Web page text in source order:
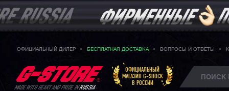
ОФИЦИАЛЬНЫЙ ДИЛЕР БЕСПЛАТНАЯ ДОСТАВКА ВОПРОСЫ И ОТВЕТЫ
MADE WITH HEART AND PRIDE INRUSSIA
ОФИЦИАЛЬНЫЙ
МАГАЗИН G-SHOCK
В РОССИИ